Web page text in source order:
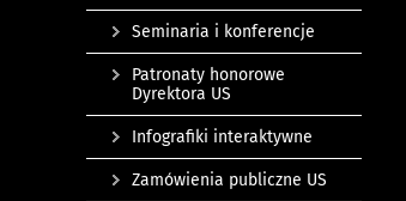
Seminaria i konferencje
Patronaty honorowe
Dyrektora US
Infografiki interaktywne
Zamówienia publiczne US